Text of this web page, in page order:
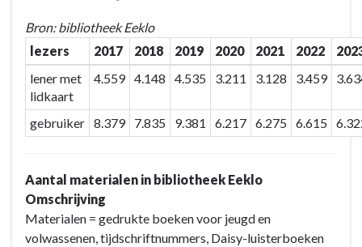
Bron: bibliotheek Eeklo
lezers
2017 2018 2019 2020 2021 2022
lener met
lidkaart
4.559 4.148 4.535 3.211 3.128 3.459
gebruiker 8.379 7.835 9.381 6.217 6.275 6.615
Aantal materialen in bibliotheek Eeklo
Omschrijving
Materialen = gedrukte boeken voor jeugd en
volwassenen, tijdschriftnummers, Daisy-luisterboeken